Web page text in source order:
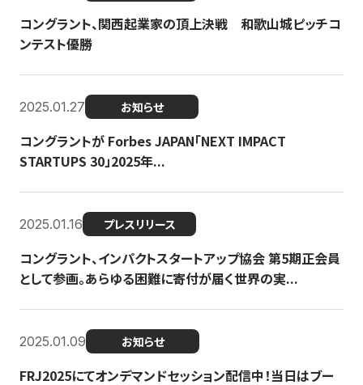
コングラント、関西起業家の頂上決戦 和歌山城ピッチコ
ンテスト優勝
2025.01.27 お知らせ
コングラントが Forbes JAPAN「NEXT IMPACT
STARTUPS 30」2025年...
2025.01.16 プレスリリース
コングラント、インパクトスタートアップ協会 第5期正会員
として参画。あらゆる困難に寄付が届く世界の実...
2025.01.09 お知らせ
FRJ2025にてオンデマンドセッション配信中！当日はブー